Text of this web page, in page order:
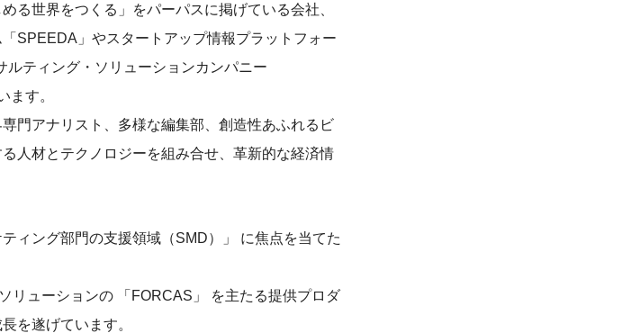
る世界をつくる」をパーパスに掲げている会社、
SPEEDA」やスタートアップ情報プラットフォー
ルティング・ソリューションカンパニー
ます。
門アナリスト、多様な編集部、創造性あふれるビ
人材とテクノロジーを組み合せ、革新的な経済情
ィング部門の支援領域（SMD）」 に焦点を当てた
リューションの 「FORCAS」 を主たる提供プロダ
を遂げています。